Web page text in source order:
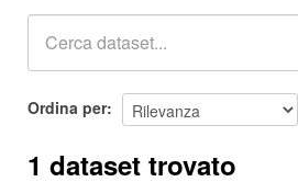
Ordina per
1 dataset trovato